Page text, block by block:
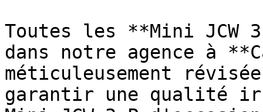
Toutes les **Mini JCW
dans notre agence à
méticuleusement
garantir une qualité